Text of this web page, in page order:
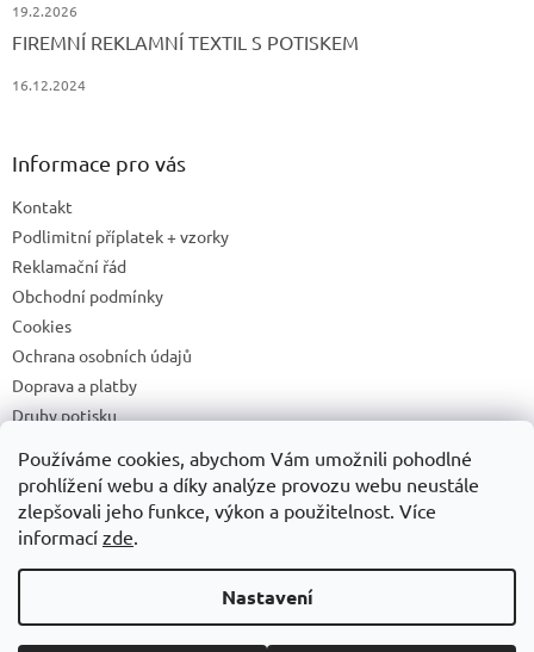
Používáme cookies, abychom Vám umožnili pohodlné
prohlížení webu a díky analýze provozu webu neustále
zlepšovali jeho funkce, výkon a použitelnost. Více
informací zde.
Nastavení
19.2.2026
FIREMNÍ REKLAMNÍ TEXTIL S POTISKEM
16.12.2024
Informace pro vás
Kontakt
Podlimitní příplatek + vzorky
Reklamační řád
Obchodní podmínky
Cookies
Ochrana osobních údajů
Doprava a platby
Druhy potisku
Recyklační příspěvky a zpětný odběr elektrozařízení/baterií